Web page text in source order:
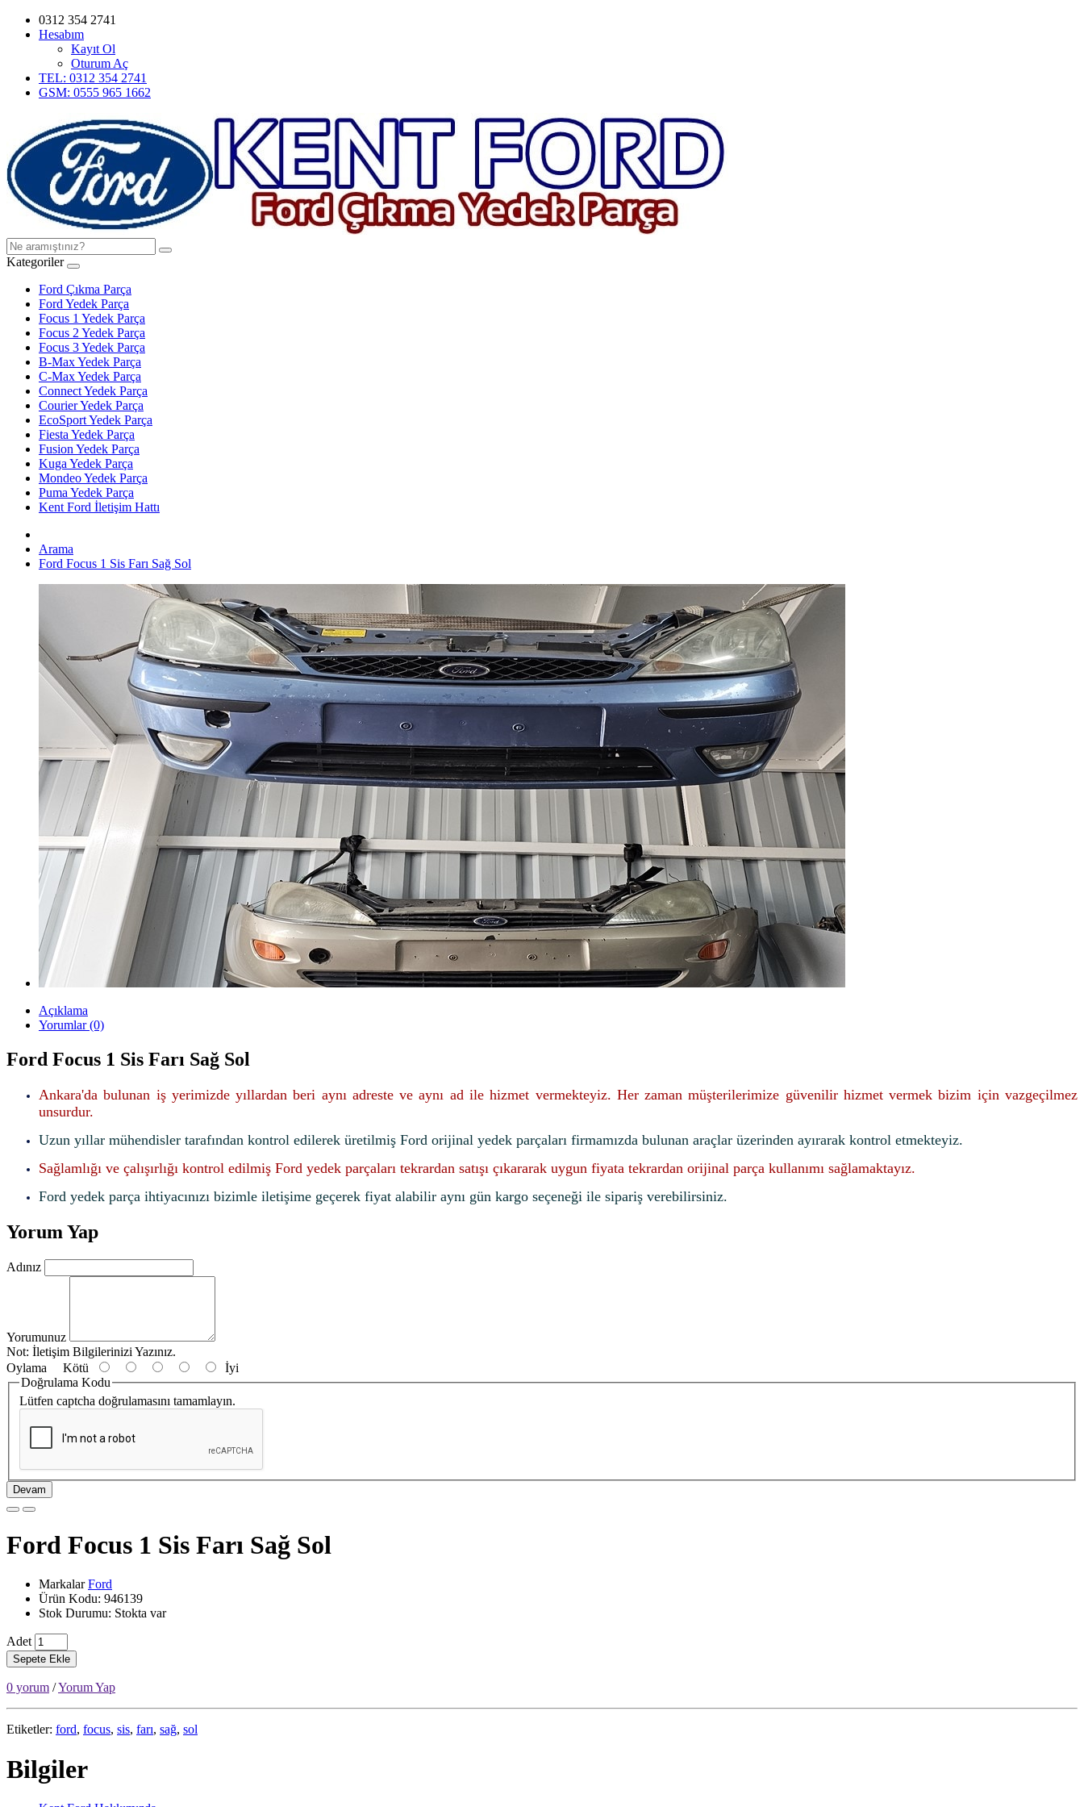
0312 354 2741
Hesabım
Kayıt Ol
Oturum Aç
TEL: 0312 354 2741
GSM: 0555 965 1662
Kategoriler
Ford Çıkma Parça
Ford Yedek Parça
Focus 1 Yedek Parça
Focus 2 Yedek Parça
Focus 3 Yedek Parça
B-Max Yedek Parça
C-Max Yedek Parça
Connect Yedek Parça
Courier Yedek Parça
EcoSport Yedek Parça
Fiesta Yedek Parça
Fusion Yedek Parça
Kuga Yedek Parça
Mondeo Yedek Parça
Puma Yedek Parça
Kent Ford İletişim Hattı
Arama
Ford Focus 1 Sis Farı Sağ Sol
Açıklama
Yorumlar (0)
Ford Focus 1 Sis Farı Sağ Sol
Ankara'da bulunan iş yerimizde yıllardan beri aynı adreste ve aynı ad ile hizmet vermekteyiz. Her zaman müşterilerimize güvenilir hizmet vermek bizim için vazgeçilmez
unsurdur.
Uzun yıllar mühendisler tarafından kontrol edilerek üretilmiş Ford orijinal yedek parçaları firmamızda bulunan araçlar üzerinden ayırarak kontrol etmekteyiz.
Sağlamlığı ve çalışırlığı kontrol edilmiş Ford yedek parçaları tekrardan satışı çıkararak uygun fiyata tekrardan orijinal parça kullanımı sağlamaktayız.
Ford yedek parça ihtiyacınızı bizimle iletişime geçerek fiyat alabilir aynı gün kargo seçeneği ile sipariş verebilirsiniz.
Yorum Yap
Adınız
Yorumunuz
Not: İletişim Bilgilerinizi Yazınız.
Oylama Kötü
İyi
Doğrulama Kodu
Lütfen captcha doğrulamasını tamamlayın.
Devam
Ford Focus 1 Sis Farı Sağ Sol
MarkalarFord
Ürün Kodu: 946139
Stok Durumu: Stokta var
Adet
Sepete Ekle
0 yorum /Yorum Yap
Etiketler: ford, focus, sis, farı, sağ, sol
Bilgiler